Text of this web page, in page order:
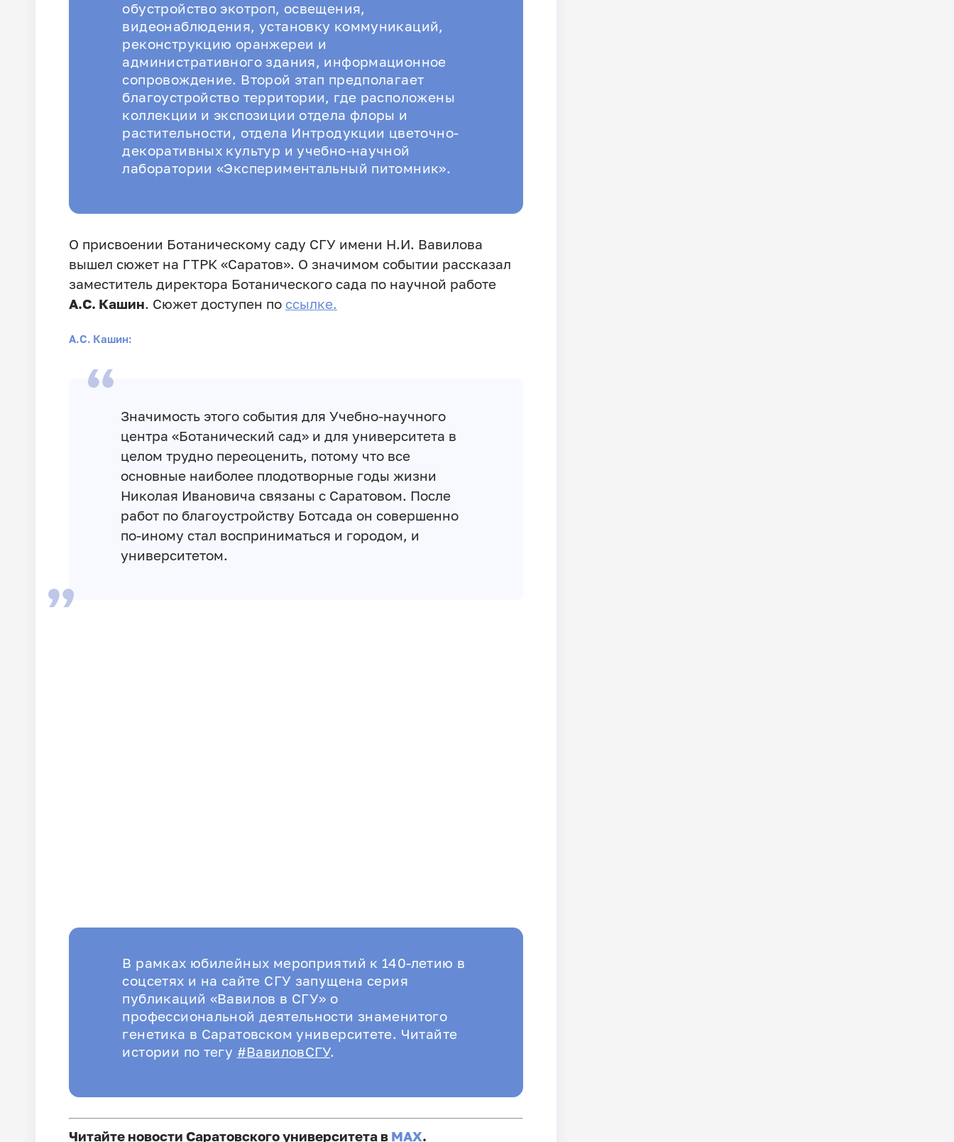
обустройство экотроп, освещения,
видеонаблюдения, установку коммуникаций,
реконструкцию оранжереи и
административного здания, информационное
сопровождение. Второй этап предполагает
благоустройство территории, где расположены
коллекции и экспозиции отдела флоры и
растительности, отдела Интродукции цветочно-
декоративных культур и учебно-научной
лаборатории «Экспериментальный питомник».
О присвоении Ботаническому саду СГУ имени Н.И. Вавилова
вышел сюжет на ГТРК «Саратов». О значимом событии рассказал
заместитель директора Ботанического сада по научной работе
А.С. Кашин. Сюжет доступен по ссылке.
А.С. Кашин:
Значимость этого события для Учебно-научного
центра «Ботанический сад» и для университета в
целом трудно переоценить, потому что все
основные наиболее плодотворные годы жизни
Николая Ивановича связаны с Саратовом. После
работ по благоустройству Ботсада он совершенно
по-иному стал восприниматься и городом, и
университетом.
В рамках юбилейных мероприятий к 140-летию в
соцсетях и на сайте СГУ запущена серия
публикаций «Вавилов в СГУ» о
профессиональной деятельности знаменитого
генетика в Саратовском университете. Читайте
истории по тегу #ВавиловСГУ.
Читайте новости Саратовского университета в MAX.